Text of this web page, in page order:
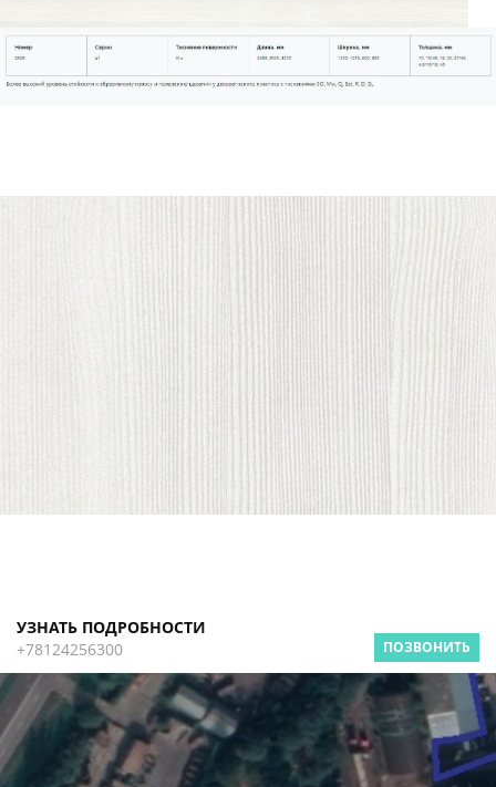
УЗНАТЬ ПОДРОБНОСТИ
+78124256300
ПОЗВОНИТЬ